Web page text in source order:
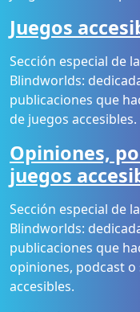
Juegos
Sección especial de
Blindworlds:
publicaciones que
de juegos accesibles.
Opiniones,
juegos
Sección especial de
Blindworlds:
publicaciones que
opiniones, podcast
accesibles.